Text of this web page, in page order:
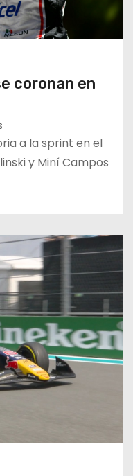
coronan en
a la sprint en el
y Miní Campos